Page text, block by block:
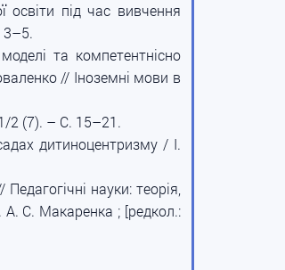
освіти під час вивчення
3–5.
та компетентнісно
// Іноземні мови в
2 (7). – С. 15–21.
дитиноцентризму / І.
науки: теорія,
А. С. Макаренка ; [редкол.: